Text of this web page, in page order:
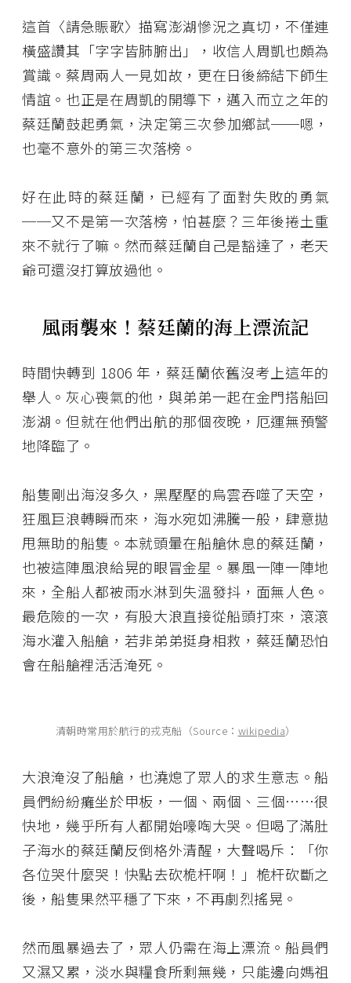
這首〈請急賑歌〉描寫澎湖慘況之真切，不僅連
橫盛讚其「字字皆肺腑出」，收信人周凱也頗為
賞識。蔡周兩人一見如故，更在日後締結下師生
情誼。也正是在周凱的開導下，邁入而立之年的
蔡廷蘭鼓起勇氣，決定第三次參加鄉試──嗯，
也毫不意外的第三次落榜。
好在此時的蔡廷蘭，已經有了面對失敗的勇氣
──又不是第一次落榜，怕甚麼？三年後捲土重
來不就行了嘛。然而蔡廷蘭自己是豁達了，老天
爺可還沒打算放過他。
風雨襲來！蔡廷蘭的海上漂流記
時間快轉到 1806 年，蔡廷蘭依舊沒考上這年的
舉人。灰心喪氣的他，與弟弟一起在金門搭船回
澎湖。但就在他們出航的那個夜晚，厄運無預警
地降臨了。
船隻剛出海沒多久，黑壓壓的烏雲吞噬了天空，
狂風巨浪轉瞬而來，海水宛如沸騰一般，肆意拋
甩無助的船隻。本就頭暈在船艙休息的蔡廷蘭，
也被這陣風浪給晃的眼冒金星。暴風一陣一陣地
來，全船人都被雨水淋到失溫發抖，面無人色。
最危險的一次，有股大浪直接從船頭打來，滾滾
海水灌入船艙，若非弟弟挺身相救，蔡廷蘭恐怕
會在船艙裡活活淹死。
清朝時常用於航行的戎克船（Source： wikipedia）
大浪淹沒了船艙，也澆熄了眾人的求生意志。船
員們紛紛癱坐於甲板，一個、兩個、三個……很
快地，幾乎所有人都開始嚎啕大哭。但喝了滿肚
子海水的蔡廷蘭反倒格外清醒，大聲喝斥：「你
各位哭什麼哭！快點去砍桅杆啊！」桅杆砍斷之
後，船隻果然平穩了下來，不再劇烈搖晃。
然而風暴過去了，眾人仍需在海上漂流。船員們
又濕又累，淡水與糧食所剩無幾，只能邊向媽祖